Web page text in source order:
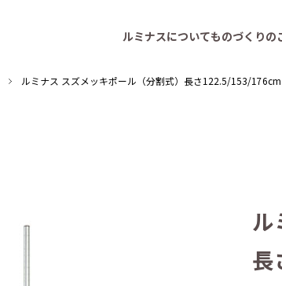
ルミナスについてものづくりの
ルミナス スズメッキポール（分割式）長さ122.5/153/176cm
ル